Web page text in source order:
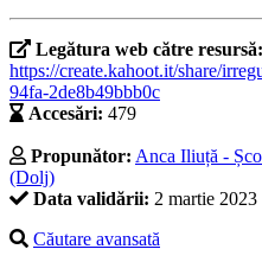
Legătura web către resursă:
https://create.kahoot.it/share/
94fa-2de8b49bbb0c
Accesări: 479
Propunător: Anca Iliuță -
(Dolj)
Data validării: 2 martie 2023
Căutare avansată